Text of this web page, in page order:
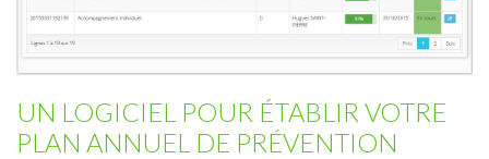
UN LOGICIEL POUR ÉTABLIR VOTRE
PLAN ANNUEL DE PRÉVENTION